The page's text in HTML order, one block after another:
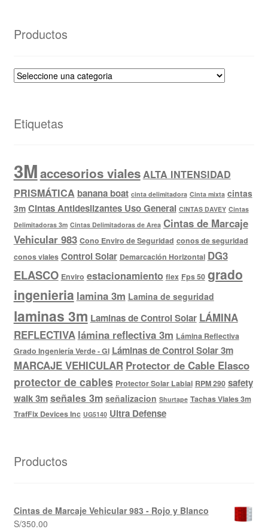
Productos
Etiquetas
3Maccesorios vialesALTA INTENSIDAD
PRISMÁTICA banana boat cinta delimitadora Cinta mixta cintas
3m Cintas Antideslizantes Uso General CINTAS DAVEY Cintas
Delimitadoras 3m Cintas Delimitadoras de Area Cintas de Marcaje
Vehicular 983 Cono Enviro de Seguridad conos de seguridad
conos viales Control Solar Demarcación Horizontal DG3
ELASCO Enviro estacionamiento flex Fps 50 grado
ingenieria lamina 3m Lamina de seguridad
laminas 3m Laminas de Control Solar LÁMINA
REFLECTIVA lámina reflectiva 3m Lámina Reflectiva
Grado Ingeniería Verde - GI Láminas de Control Solar 3m
MARCAJE VEHICULAR Protector de Cable Elasco
protector de cables Protector Solar Labial RPM 290 safety
walk 3mseñales 3m señalizacion Shurtape Tachas Viales 3m
TrafFix Devices Inc UG5140 Ultra Defense
Productos
Cintas de Marcaje Vehicular 983 - Rojo y Blanco
S/350.00